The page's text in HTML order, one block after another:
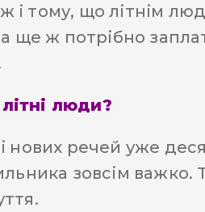
і тому, що літнім
ще ж потрібно
люди?
нових речей уже
зовсім важко.